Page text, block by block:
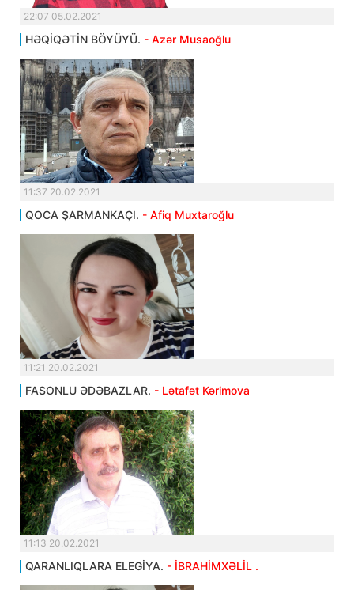
22:07 05.02.2021
HƏQİQƏTİN BÖYÜYÜ. - Azər Musaoğlu
11:37 20.02.2021
QOCA ŞARMANKAÇI. - Afiq Muxtaroğlu
11:21 20.02.2021
FASONLU ƏDƏBAZLAR. - Lətafət Kərimova
11:13 20.02.2021
QARANLIQLARA ELEGİYA. - İBRAHİMXƏLİL .